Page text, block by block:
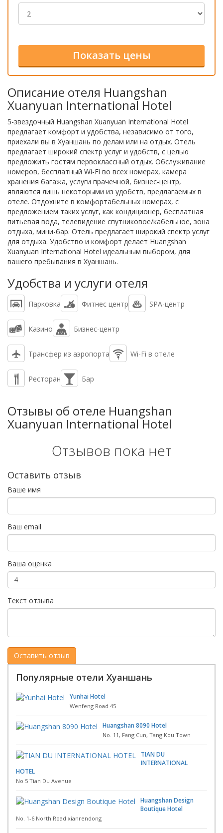
Описание отеля Huangshan
Xuanyuan International Hotel
5-звездочный Huangshan Xuanyuan International Hotel
предлагает комфорт и удобства, независимо от того,
приехали вы в Хуаншань по делам или на отдых. Отель
предлагает широкий спектр услуг и удобств, с целью
предложить гостям первоклассный отдых. Обслуживание
номеров, бесплатный Wi-Fi во всех номерах, камера
хранения багажа, услуги прачечной, бизнес-центр,
являются лишь некоторыми из удобств, предлагаемых в
отеле. Отдохните в комфортабельных номерах, с
предложением таких услуг, как кондиционер, бесплатная
питьевая вода, телевидение спутниковое/кабельное, зона
отдыха, мини-бар. Отель предлагает широкий спектр услуг
для отдыха. Удобство и комфорт делает Huangshan
Xuanyuan International Hotel идеальным выбором, для
вашего пребывания в Хуаншань.
Удобства и услуги отеля
Парковка Фитнес центр SPA-центр
Казино Бизнес-центр
Трансфер из аэропорта Wi-Fi в отеле
Ресторан Бар
Отзывы об отеле Huangshan
Xuanyuan International Hotel
Отзывов пока нет
Оставить отзыв
Ваше имя
Ваш email
Ваша оценка
Текст отзыва
Популярные отели Хуаншань
Yunhai Hotel
Wenfeng Road 45
Huangshan 8090 Hotel
No. 11, Fang Cun, Tang Kou Town
TIAN DU
INTERNATIONAL
HOTEL
No 5 Tian Du Avenue
Huangshan Design
Boutique Hotel
No. 1-6 North Road xianrendong